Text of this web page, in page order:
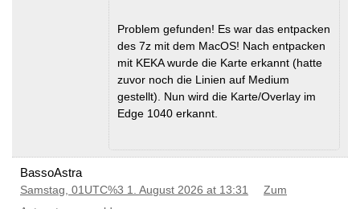
Problem gefunden! Es war das entpacken
des 7z mit dem MacOS! Nach entpacken
mit KEKA wurde die Karte erkannt (hatte
zuvor noch die Linien auf Medium
gestellt). Nun wird die Karte/Overlay im
Edge 1040 erkannt.
BassoAstra
Samstag, 01UTC%3 1. August 2026 at 13:31
Zum